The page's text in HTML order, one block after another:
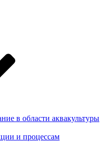
в области аквакультуры
и процессам